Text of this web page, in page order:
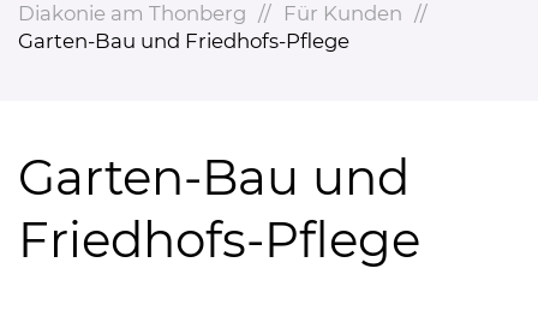
Diakonie am Thonberg
Für Kunden
Garten-Bau und Friedhofs-Pflege
Garten-Bau und
Friedhofs-Pflege